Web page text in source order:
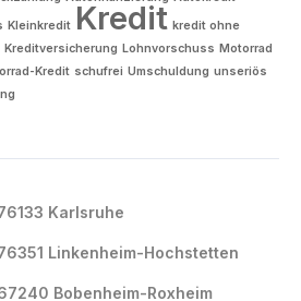
Kleinkredit Kredit kredit ohne
Kreditversicherung Lohnvorschuss Motorrad
Kredit schufrei Umschuldung unseriös
Karlsruhe
Linkenheim-Hochstetten
Bobenheim-Roxheim